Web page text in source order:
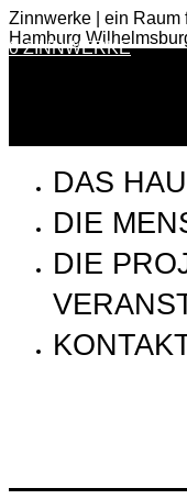
Zinnwerke | ein Raum
Hamburg
0 ZINNWERKE
DAS
DIE
DIE